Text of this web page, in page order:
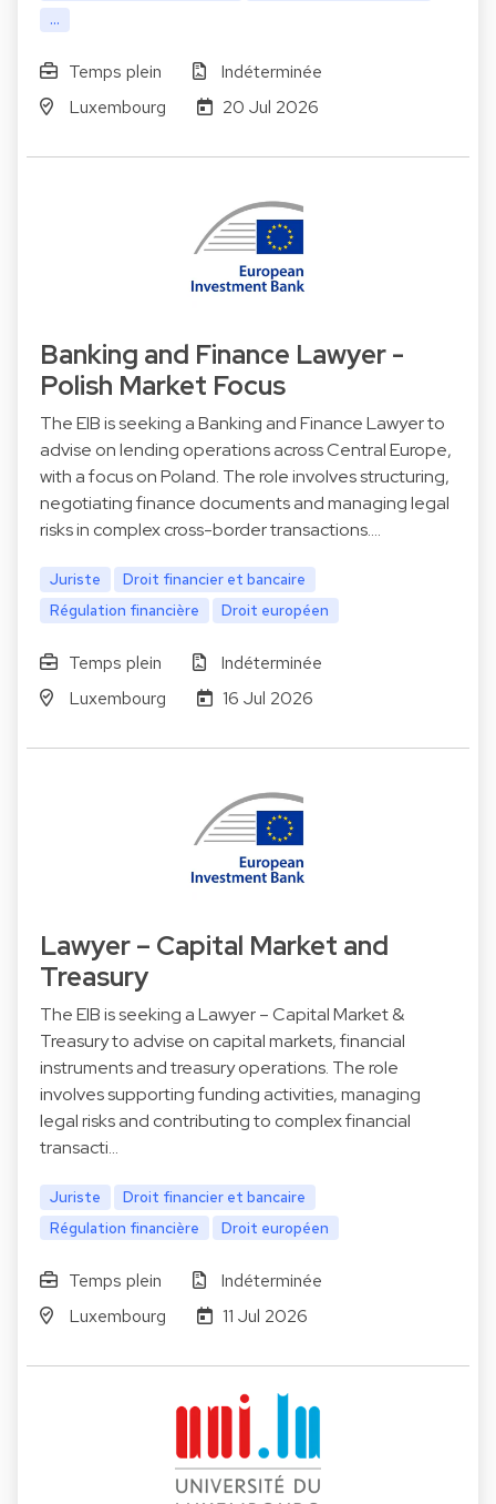
...
Temps plein
Indéterminée
Luxembourg
20 Jul 2026
Banking and Finance Lawyer -
Polish Market Focus
The EIB is seeking a Banking and Finance Lawyer to
advise on lending operations across Central Europe,
with a focus on Poland. The role involves structuring,
negotiating finance documents and managing legal
risks in complex cross-border transactions.…
Juriste
Droit financier et bancaire
Régulation financière
Droit européen
Temps plein
Indéterminée
Luxembourg
16 Jul 2026
Lawyer – Capital Market and
Treasury
The EIB is seeking a Lawyer – Capital Market &
Treasury to advise on capital markets, financial
instruments and treasury operations. The role
involves supporting funding activities, managing
legal risks and contributing to complex financial
transacti…
Juriste
Droit financier et bancaire
Régulation financière
Droit européen
Temps plein
Indéterminée
Luxembourg
11 Jul 2026